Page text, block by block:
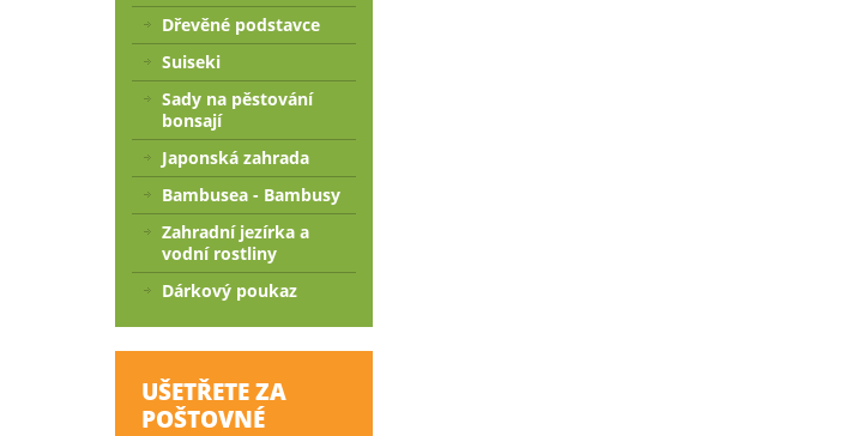
Dřevěné podstavce
Suiseki
Sady na pěstování
bonsají
Japonská zahrada
Bambusea - Bambusy
Zahradní jezírka a
vodní rostliny
Dárkový poukaz
UŠETŘETE ZA
POŠTOVNÉ